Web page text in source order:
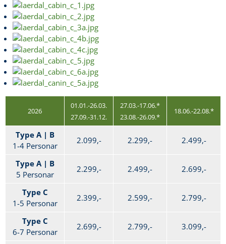
2026
01.01.-26.03.
27.09.-31.12.
27.03.-17.06.*
23.08.-26.09.*
18.06.-22.08.*
Type A | B
1-4 Personar
2.099,- 2.299,- 2.499,-
Type A | B
5 Personar
2.299,- 2.499,- 2.699,-
Type C
1-5 Personar
2.399,- 2.599,- 2.799,-
Type C
6-7 Personar
2.699,- 2.799,- 3.099,-